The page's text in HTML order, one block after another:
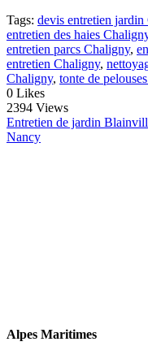
Tags: devis entretien
entretien des haies
entretien parcs Chaligny,
entretien Chaligny,
Chaligny, tonte de
0 Likes
2394 Views
Entretien de jardin
Nancy
Alpes Maritimes